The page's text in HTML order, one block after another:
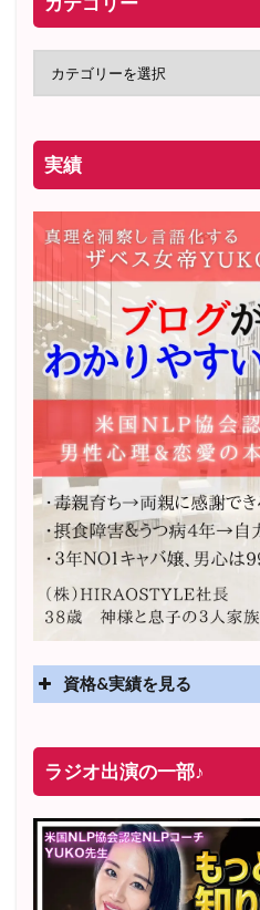
実績
資格&実績を見る
2025年4月〜 altruismコミ
2025年5月〜 FMラジオ
レギュラー出演中！
2023年12月〜 FM81.4ラ
ター講座」準レギュラー出
ラジオ出演の一部♪